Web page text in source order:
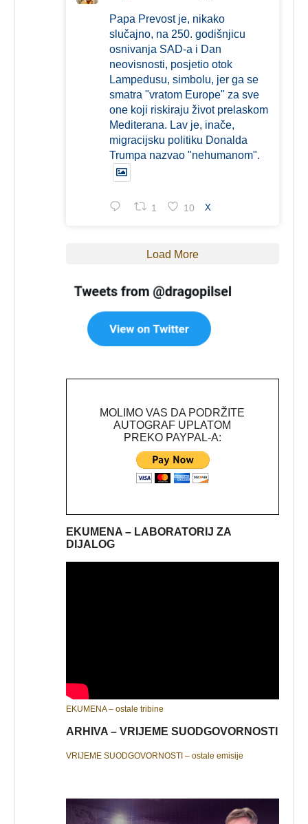
Papa Prevost je, nikako
slučajno, na 250. godišnjicu
osnivanja SAD-a i Dan
neovisnosti, posjetio otok
Lampedusu, simbolu, jer ga se
smatra "vratom Europe" za sve
one koji riskiraju život prelaskom
Mediterana. Lav je, inače,
migracijsku politiku Donalda
Trumpa nazvao "nehumanom".
1 10 X
Load More
MOLIMO VAS DA PODRŽITE
AUTOGRAF UPLATOM
PREKO PAYPAL-A:
EKUMENA – LABORATORIJ ZA
DIJALOG
EKUMENA – ostale tribine
ARHIVA – VRIJEME SUODGOVORNOSTI
VRIJEME SUODGOVORNOSTI – ostale emisije